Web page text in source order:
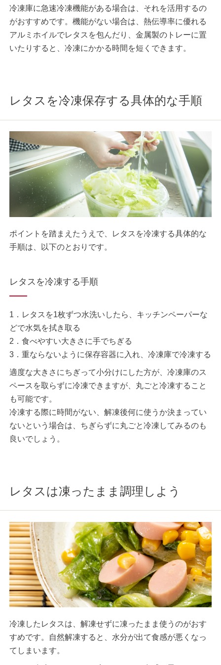
冷凍庫に急速冷凍機能がある場合は、それを活用するの
がおすすめです。機能がない場合は、熱伝導率に優れる
アルミホイルでレタスを包んだり、金属製のトレーに置
いたりすると、冷凍にかかる時間を短くできます。
レタスを冷凍保存する具体的な手順
ポイントを踏まえたうえで、レタスを冷凍する具体的な
手順は、以下のとおりです。
レタスを冷凍する手順
1．レタスを1枚ずつ水洗いしたら、キッチンペーパーな
どで水気を拭き取る
2．食べやすい大きさに手でちぎる
3．重ならないように保存容器に入れ、冷凍庫で冷凍する
適度な大きさにちぎって小分けにした方が、冷凍庫のス
ペースを取らずに冷凍できますが、丸ごと冷凍すること
も可能です。
冷凍する際に時間がない、解凍後何に使うか決まってい
ないという場合は、ちぎらずに丸ごと冷凍してみるのも
良いでしょう。
レタスは凍ったまま調理しよう
冷凍したレタスは、解凍せずに凍ったまま使うのがおす
すめです。自然解凍すると、水分が出て食感が悪くなっ
てしまいます。